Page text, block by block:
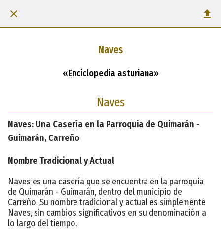
Naves
«Enciclopedia asturiana»
Naves
Naves: Una Casería en la Parroquia de Quimarán -
Guimarán, Carreño
Nombre Tradicional y Actual
Naves es una casería que se encuentra en la parroquia
de Quimarán - Guimarán, dentro del municipio de
Carreño. Su nombre tradicional y actual es simplemente
Naves, sin cambios significativos en su denominación a
lo largo del tiempo.